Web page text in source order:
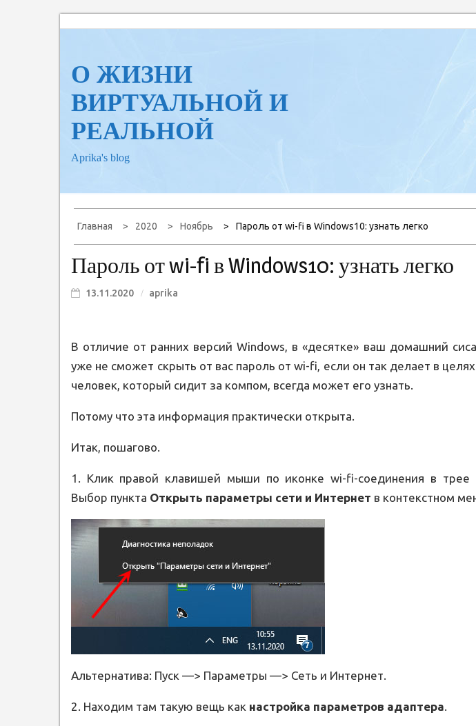
О ЖИЗНИ
ВИРТУАЛЬНОЙ И
РЕАЛЬНОЙ
Aprika's blog
Главная 2020 Ноябрь Пароль от wi-fi в Windows10: узнать легко
Пароль от wi-fi в Windows10: узнать легко
13.11.2020 aprika
В отличие от ранних версий Windows, в «десятке» ваш домашний
уже не сможет скрыть от вас пароль от wi-fi, если он так делает в
человек, который сидит за компом, всегда может его узнать.
Потому что эта информация практически открыта.
Итак, пошагово.
1. Клик правой клавишей мыши по иконке wi-fi-соединения в трее
Выбор пункта Открыть параметры сети и Интернет в контекстном
Альтернатива: Пуск —> Параметры —> Сеть и Интернет.
2. Находим там такую вещь как настройка параметров адаптера.